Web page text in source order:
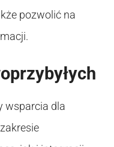
pozwolić na
wsparcia dla